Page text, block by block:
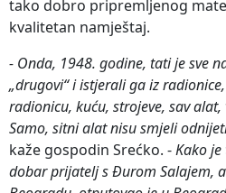
tako dobro pripremljenog
kvalitetan namještaj.
- Onda, 1948. godine, tati je sve
„drugovi“ i istjerali ga iz
radionicu, kuću, strojeve, sav
Samo, sitni alat nisu smjeli
kaže gospodin Srećko. -Kako
dobar prijatelj s Đurom Salajem,